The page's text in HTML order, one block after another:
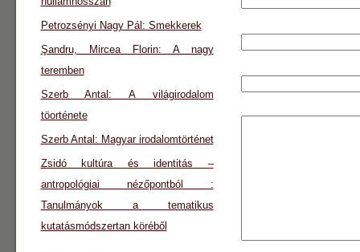
Petrozsényi Nagy Pál: Smekkerek
Şandru, Mircea Florin: A nagy
teremben
Szerb Antal: A világirodalom
töorténete
Szerb Antal: Magyar irodalomtörténet
Zsidó kultúra és identitás –
antropológiai nézőpontból :
Tanulmányok a tematikus
kutatásmódszertan köréből